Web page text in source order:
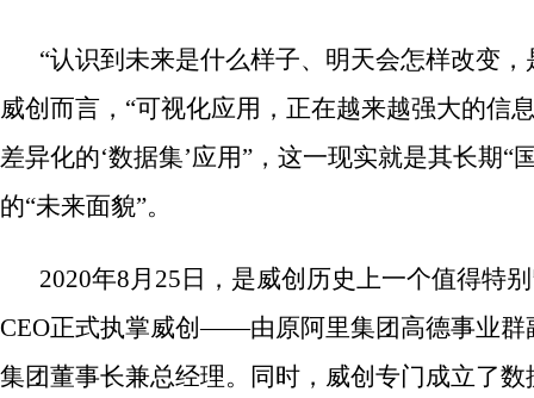
“认识到未来是什么样子、明天会怎样改变，
威创而言，“可视化应用，正在越来越强大的信
差异化的‘数据集’应用”，这一现实就是其长期“
的“未来面貌”。
2020年8月25日，是威创历史上一个值得特
CEO正式执掌威创——由原阿里集团高德事业群
集团董事长兼总经理。同时，威创专门成立了